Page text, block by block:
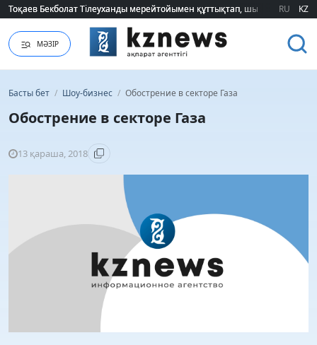
Тоқаев Бекболат Тілеуханды мерейтойымен құттықтап, шығармашылық
Тоқаев Бекболат Тілеуханды мерейтойымен құттықтап, шығармашылық
RU KZ
МӘЗІР
Басты бет / Шоу-бизнес / Обострение в секторе Газа
Обострение в секторе Газа
13 қараша, 2018